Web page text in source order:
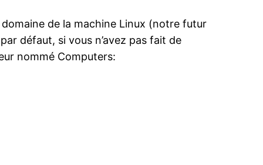
de la machine Linux (notre futur
défaut, si vous n’avez pas fait de
nommé Computers: